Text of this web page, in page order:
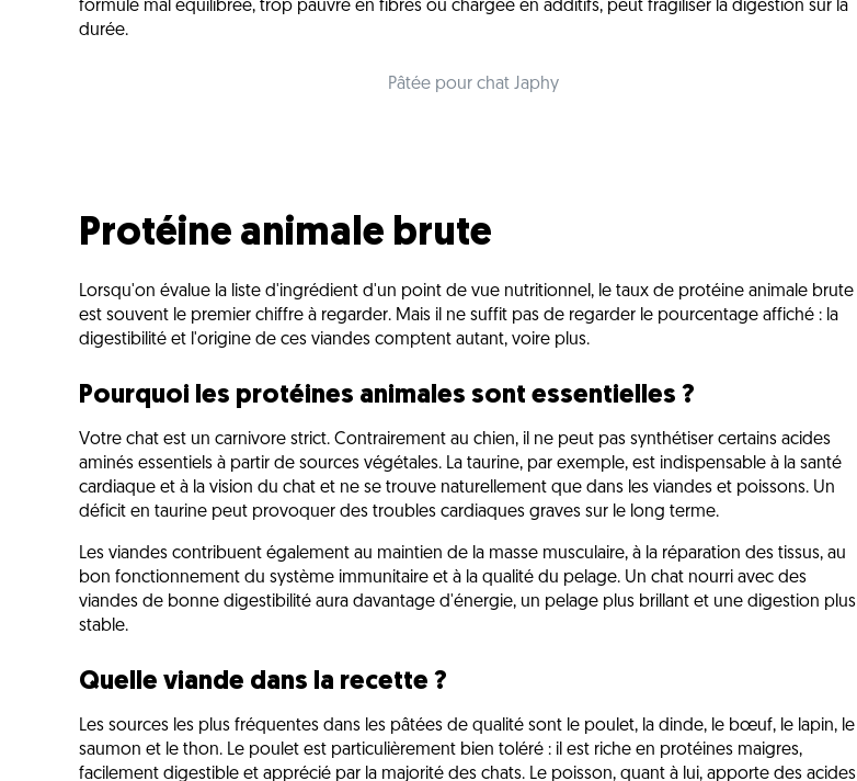
formule mal équilibrée, trop pauvre en fibres ou chargée en additifs, peut fragiliser la digestion sur la
durée.
Pâtée pour chat Japhy
Protéine animale brute
Lorsqu'on évalue la liste d'ingrédient d'un point de vue nutritionnel, le taux de protéine animale brute
est souvent le premier chiffre à regarder. Mais il ne suffit pas de regarder le pourcentage affiché : la
digestibilité et l'origine de ces viandes comptent autant, voire plus.
Pourquoi les protéines animales sont essentielles ?
Votre chat est un carnivore strict. Contrairement au chien, il ne peut pas synthétiser certains acides
aminés essentiels à partir de sources végétales. La taurine, par exemple, est indispensable à la santé
cardiaque et à la vision du chat et ne se trouve naturellement que dans les viandes et poissons. Un
déficit en taurine peut provoquer des troubles cardiaques graves sur le long terme.
Les viandes contribuent également au maintien de la masse musculaire, à la réparation des tissus, au
bon fonctionnement du système immunitaire et à la qualité du pelage. Un chat nourri avec des
viandes de bonne digestibilité aura davantage d'énergie, un pelage plus brillant et une digestion plus
stable.
Quelle viande dans la recette ?
Les sources les plus fréquentes dans les pâtées de qualité sont le poulet, la dinde, le bœuf, le lapin, le
saumon et le thon. Le poulet est particulièrement bien toléré : il est riche en protéines maigres,
facilement digestible et apprécié par la majorité des chats. Le poisson, quant à lui, apporte des acides